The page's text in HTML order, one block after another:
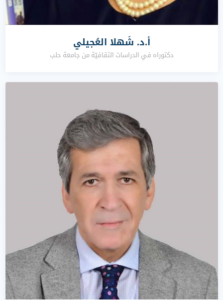
أ.د. شَهلا العُجيلي
دكتوراه في الدراسات الثقافيّة من جامعة حلب